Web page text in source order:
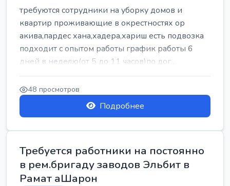
требуются сотрудники на уборку домов и
квартир проживающие в окрестностях ор
акива,пардес хана,хадера,хариш есть подвозка
подходит с опытом работы график работы 6
дней в неделю(от 5 до 11 часов)по дог...
48 просмотров
Подробнее
Требуется работники на постоянно
в рем.бригаду заводов Эльбит в
Рамат аШарон